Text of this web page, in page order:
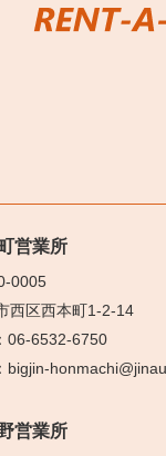
営業所
0005
西区西本町1-2-14
06-6532-6750
bigjin-
営業所